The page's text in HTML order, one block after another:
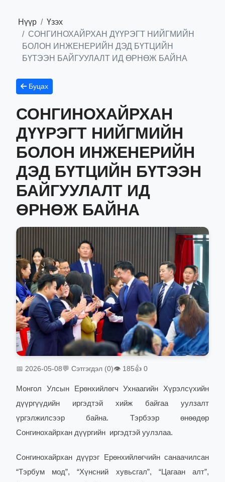
Нүүр
Үзэх
СОНГИНОХАЙРХАН ДҮҮРЭГТ НИЙГМИЙН
БОЛОН ИНЖЕНЕРИЙН ДЭД БҮТЦИЙН
БҮТЭЭН БАЙГУУЛАЛТ ИД ӨРНӨЖ БАЙНА
Буцах
СОНГИНОХАЙРХАН
ДҮҮРЭГТ НИЙГМИЙН
БОЛОН ИНЖЕНЕРИЙН
ДЭД БҮТЦИЙН БҮТЭЭН
БАЙГУУЛАЛТ ИД
ӨРНӨЖ БАЙНА
📅 2026-05-08💬 Сэтгэгдэл (0)👁 185👍 0
Монгол Улсын Ерөнхийлөгч Ухнаагийн Хүрэлсүхийн
дүүргүүдийн иргэдтэй хийж байгаа уулзалт
үргэлжилсээр байна. Тэрбээр өнөөдөр
Сонгинохайрхан дүүргийн иргэдтэй уулзлаа.
Сонгинохайрхан дүүрэг Ерөнхийлөгчийн санаачилсан
“Тэрбум мод”, “Хүнсний хувьсгал”, “Цагаан алт”,